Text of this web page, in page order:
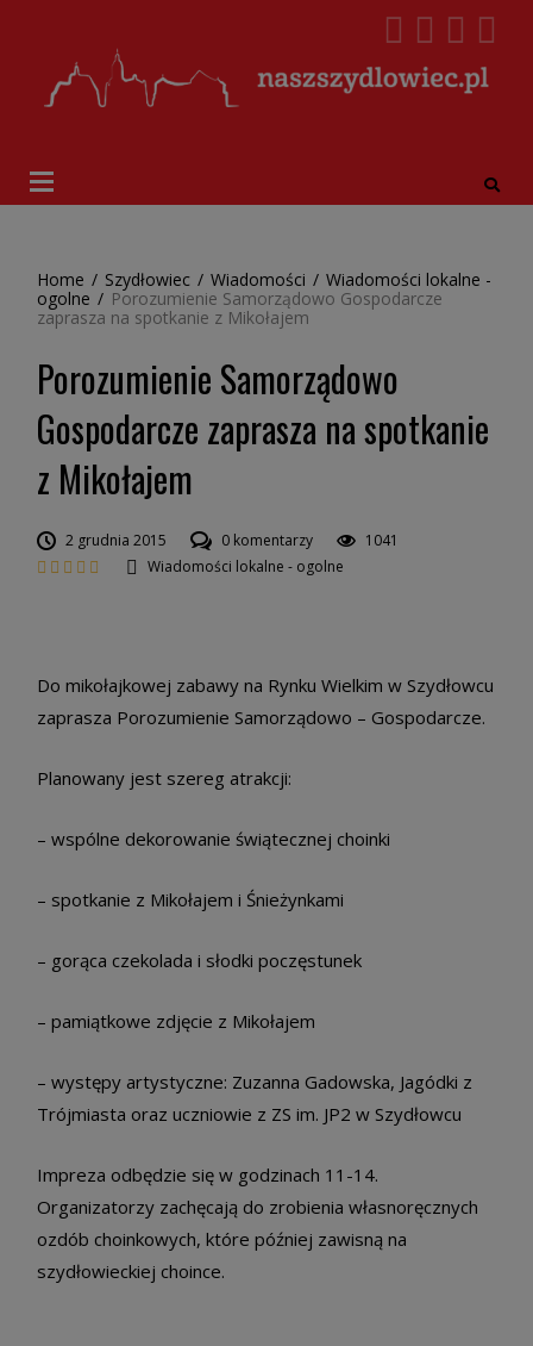
Home / Szydłowiec / Wiadomości / Wiadomości lokalne -
ogolne / Porozumienie Samorządowo Gospodarcze
zaprasza na spotkanie z Mikołajem
Porozumienie Samorządowo
Gospodarcze zaprasza na spotkanie
z Mikołajem
2 grudnia 2015 0 komentarzy
1041
Wiadomości lokalne - ogolne
Do mikołajkowej zabawy na Rynku Wielkim w Szydłowcu
zaprasza Porozumienie Samorządowo – Gospodarcze.
Planowany jest szereg atrakcji:
– wspólne dekorowanie świątecznej choinki
– spotkanie z Mikołajem i Śnieżynkami
– gorąca czekolada i słodki poczęstunek
– pamiątkowe zdjęcie z Mikołajem
– występy artystyczne: Zuzanna Gadowska, Jagódki z
Trójmiasta oraz uczniowie z ZS im. JP2 w Szydłowcu
Impreza odbędzie się w godzinach 11-14.
Organizatorzy zachęcają do zrobienia własnoręcznych
ozdób choinkowych, które później zawisną na
szydłowieckiej choince.